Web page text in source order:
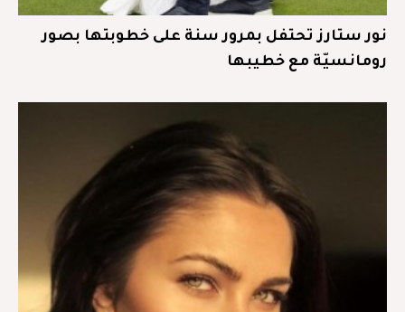
نور ستارز تحتفل بمرور سنة على خطوبتها بصور
رومانسيّة مع خطيبها